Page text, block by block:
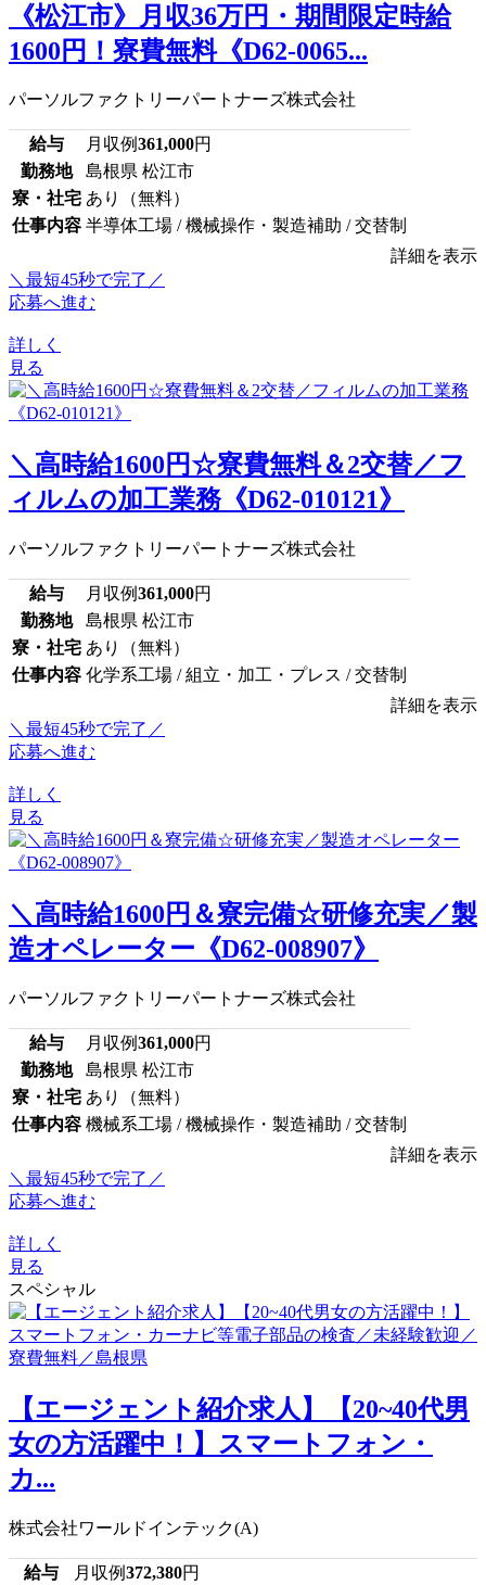
《松江市》月収36万円・期間限定時給
1600円！寮費無料《D62-0065...
パーソルファクトリーパートナーズ株式会社
給与 月収例361,000円
勤務地
島根県 松江市
寮・社宅 あり（無料）
仕事内容 半導体工場 / 機械操作・製造補助 / 交替制
詳細を表示
＼最短45秒で完了／
応募へ進む
詳しく
見る
＼高時給1600円☆寮費無料＆2交替／フ
ィルムの加工業務《D62-010121》
パーソルファクトリーパートナーズ株式会社
給与 月収例361,000円
勤務地
島根県 松江市
寮・社宅 あり（無料）
仕事内容 化学系工場 / 組立・加工・プレス / 交替制
詳細を表示
＼最短45秒で完了／
応募へ進む
詳しく
見る
＼高時給1600円＆寮完備☆研修充実／製
造オペレーター《D62-008907》
パーソルファクトリーパートナーズ株式会社
給与 月収例361,000円
勤務地
島根県 松江市
寮・社宅 あり（無料）
仕事内容 機械系工場 / 機械操作・製造補助 / 交替制
詳細を表示
＼最短45秒で完了／
応募へ進む
詳しく
見る
スペシャル
【エージェント紹介求人】【20~40代男
女の方活躍中！】スマートフォン・
カ...
株式会社ワールドインテック(A)
給与 月収例372,380円